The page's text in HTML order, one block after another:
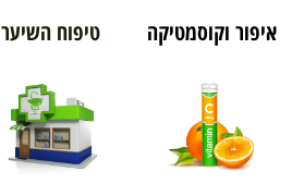
איפור וקוסמטיקה טיפוח השיער